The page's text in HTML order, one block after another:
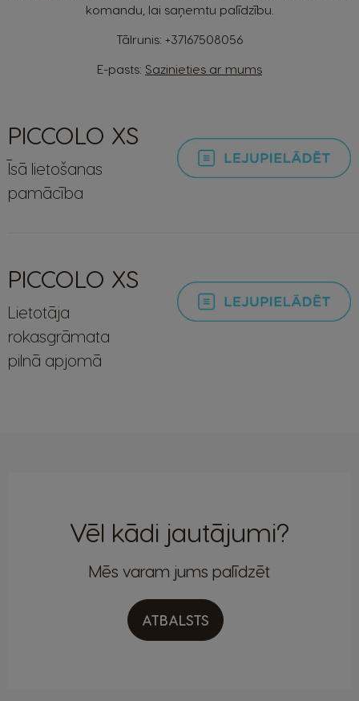
komandu, lai saņemtu palīdzību.
Tālrunis: +37167508056
E-pasts: Sazinieties ar mums
PICCOLO XS
Īsā lietošanas
pamācība
PICCOLO XS
Lietotāja
rokasgrāmata
pilnā apjomā
Vēl kādi jautājumi?
Mēs varam jums palīdzēt
ATBALSTS